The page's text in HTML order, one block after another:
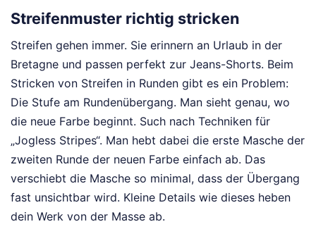
Streifenmuster richtig stricken
Streifen gehen immer. Sie erinnern an Urlaub in der
Bretagne und passen perfekt zur Jeans-Shorts. Beim
Stricken von Streifen in Runden gibt es ein Problem:
Die Stufe am Rundenübergang. Man sieht genau, wo
die neue Farbe beginnt. Such nach Techniken für
„Jogless Stripes“. Man hebt dabei die erste Masche der
zweiten Runde der neuen Farbe einfach ab. Das
verschiebt die Masche so minimal, dass der Übergang
fast unsichtbar wird. Kleine Details wie dieses heben
dein Werk von der Masse ab.